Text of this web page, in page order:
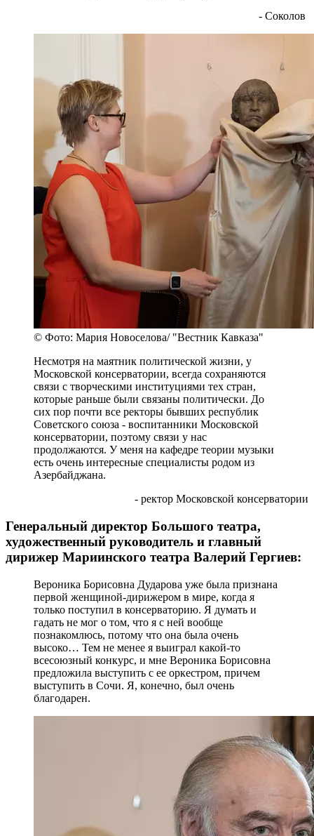
- Соколов
© Фото: Мария Новоселова/ "Вестник Кавказа"
Несмотря на маятник политической жизни, у
Московской консерватории, всегда сохраняются
связи с творческими институциями тех стран,
которые раньше были связаны политически. До
сих пор почти все ректоры бывших республик
Советского союза - воспитанники Московской
консерватории, поэтому связи у нас
продолжаются. У меня на кафедре теории музыки
есть очень интересные специалисты родом из
Азербайджана.
- ректор Московской консерватории
Генеральный директор Большого театра,
художественный руководитель и главный
дирижер Мариинского театра Валерий Гергиев:
Вероника Борисовна Дударова уже была признана
первой женщиной-дирижером в мире, когда я
только поступил в консерваторию. Я думать и
гадать не мог о том, что я с ней вообще
познакомлюсь, потому что она была очень
высоко… Тем не менее я выиграл какой-то
всесоюзный конкурс, и мне Вероника Борисовна
предложила выступить с ее оркестром, причем
выступить в Сочи. Я, конечно, был очень
благодарен.